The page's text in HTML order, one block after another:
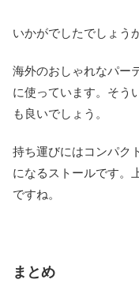
いかがでしたでしょう
海外のおしゃれなパー
に使っています。そう
も良いでしょう。
持ち運びにはコンパク
になるストールです。
ですね。
まとめ